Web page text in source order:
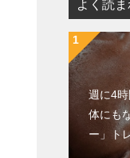
よく読
週に4
体にも
ー」ト